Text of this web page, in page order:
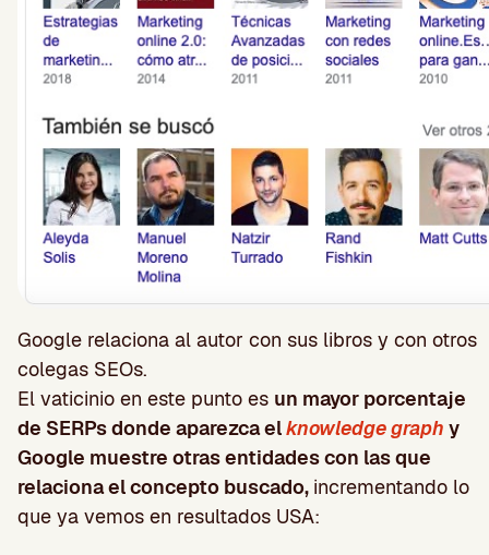
Google relaciona al autor con sus libros y con otros
colegas SEOs.
El vaticinio en este punto es un mayor porcentaje
de SERPs donde aparezca elknowledge graph y
Google muestre otras entidades con las que
relaciona el concepto buscado, incrementando lo
que ya vemos en resultados USA: